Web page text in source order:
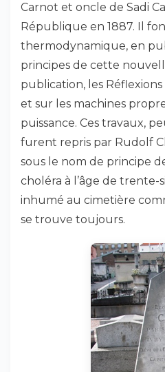
Carnot et oncle de Sadi
République en 1887. Il
thermodynamique, en
principes de cette
publication, les
et sur les machines
puissance. Ces travaux,
furent repris par Rudolf
sous le nom de principe
choléra à l’âge de trente-
inhumé au cimetière
se trouve toujours.